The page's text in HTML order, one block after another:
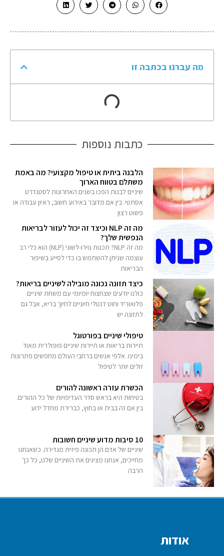
מה עברנו בכתבה זו
כתבות נוספות
הלבנה ביתית או טיפול מקצועי? מה באמת
משתלם בטווח הארוך
שיניים לבנות הפכו בשנים האחרונות לסטנדרט
אסתטי. בין אם מדובר באירוע חשוב, ראיון עבודה או
פשוט רצון
מה זה NLP וכיצד זה יכול לעזור לבריאות
הנפשית שלך?
מה זה NLP? תכנות נוירו-לשוני (NLP) הוא כלי רב
עוצמה שניתן להשתמש בו כדי לסייע בשיפור
הבריאות
כיצד תזונה נכונה מובילה לשיניים בריאות?
כולנו יודעים שצחצוח יומיומי עם משחת שיניים
פלואוריד וחוט דנטלי חיוניים לחיוך בריא, אבל גם
לתזונה יש
טיפולי שיניים בפורטוגל
תיירות בריאות או תיירות שיניים פופולרית מאוד
בימינו. אלפי אנשים ברחבי העולם מחפשים פתרונות
זולים יותר לטיפול
הכשרת עזרה ראשונה להורים
בטיחות היא בראש סדר העדיפויות של כל ההורים.
בין אם זה בבית או בחוץ, כברירת מחדל ידוע
10 סיבות מדוע שיניים חשובות
שיניים של אדם הן תכונה פיזית מגדירה. כשאנחנו
מחייכים, אנחנו מציגים את השיניים שלנו, כל כך
הרבה
אודות